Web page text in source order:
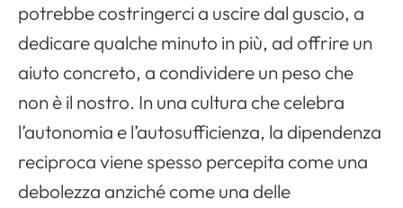
potrebbe costringerci a uscire dal guscio, a
dedicare qualche minuto in più, ad offrire un
aiuto concreto, a condividere un peso che
non è il nostro. In una cultura che celebra
l’autonomia e l’autosufficienza, la dipendenza
reciproca viene spesso percepita come una
debolezza anziché come una delle